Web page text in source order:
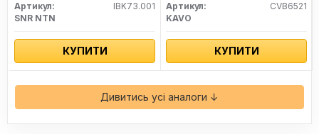
Артикул:
IBK73.001
SNR NTN
КУПИТИ
Артикул:
CVB6521
KAVO
КУПИТИ
Дивитись усі аналоги ↓